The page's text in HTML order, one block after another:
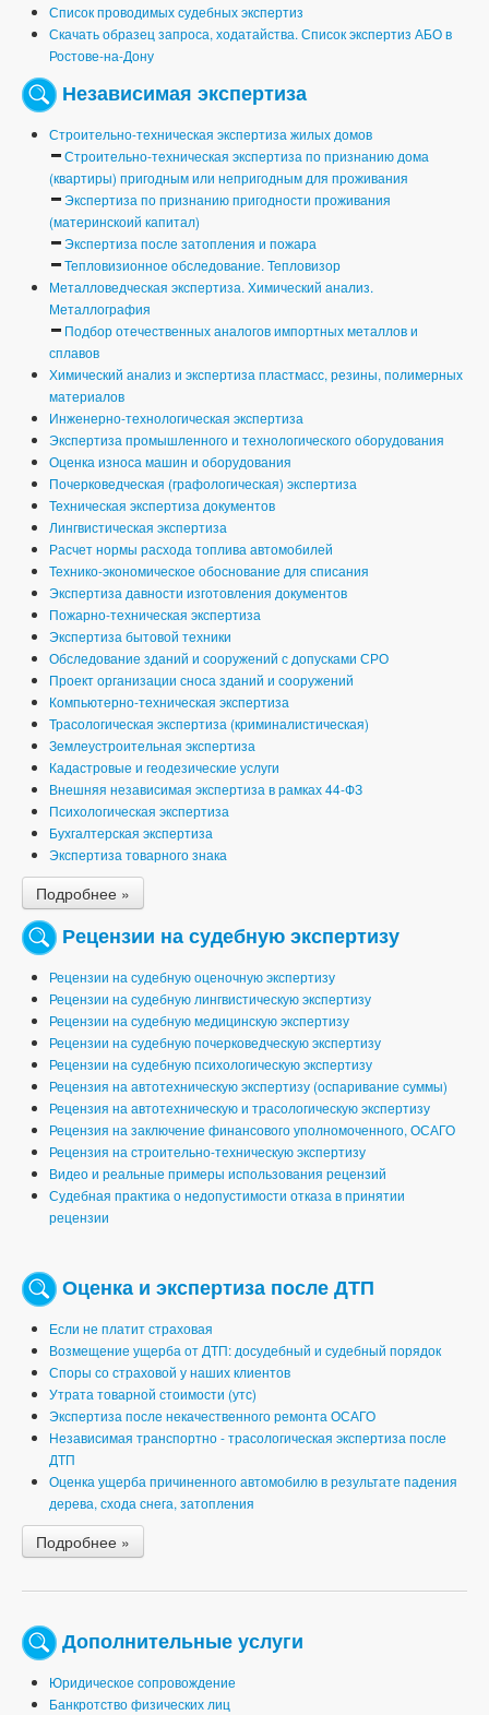
Список проводимых судебных экспертиз
Скачать образец запроса, ходатайства. Список экспертиз АБО в
Ростове-на-Дону
Независимая экспертиза
Строительно-техническая экспертиза жилых домов
Строительно-техническая экспертиза по признанию дома
(квартиры) пригодным или непригодным для проживания
Экспертиза по признанию пригодности проживания
(материнскоий капитал)
Экспертиза после затопления и пожара
Тепловизионное обследование. Тепловизор
Металловедческая экспертиза. Химический анализ.
Металлография
Подбор отечественных аналогов импортных металлов и
сплавов
Химический анализ и экспертиза пластмасс, резины, полимерных
материалов
Инженерно-технологическая экспертиза
Экспертиза промышленного и технологического оборудования
Оценка износа машин и оборудования
Почерковедческая (графологическая) экспертиза
Техническая экспертиза документов
Лингвистическая экспертиза
Расчет нормы расхода топлива автомобилей
Технико-экономическое обоснование для списания
Экспертиза давности изготовления документов
Пожарно-техническая экспертиза
Экспертиза бытовой техники
Обследование зданий и сооружений с допусками СРО
Проект организации сноса зданий и сооружений
Компьютерно-техническая экспертиза
Трасологическая экспертиза (криминалистическая)
Землеустроительная экспертиза
Кадастровые и геодезические услуги
Внешняя независимая экспертиза в рамках 44-ФЗ
Психологическая экспертиза
Бухгалтерская экспертиза
Экспертиза товарного знака
Подробнее »
Рецензии на судебную экспертизу
Рецензии на судебную оценочную экспертизу
Рецензии на судебную лингвистическую экспертизу
Рецензии на судебную медицинскую экспертизу
Рецензии на судебную почерковедческую экспертизу
Рецензии на судебную психологическую экспертизу
Рецензия на автотехническую экспертизу (оспаривание суммы)
Рецензия на автотехническую и трасологическую экспертизу
Рецензия на заключение финансового уполномоченного, ОСАГО
Рецензия на строительно-техническую экспертизу
Видео и реальные примеры использования рецензий
Судебная практика о недопустимости отказа в принятии
рецензии
Оценка и экспертиза после ДТП
Если не платит страховая
Возмещение ущерба от ДТП: досудебный и судебный порядок
Споры со страховой у наших клиентов
Утрата товарной стоимости (утс)
Экспертиза после некачественного ремонта ОСАГО
Независимая транспортно - трасологическая экспертиза после
ДТП
Оценка ущерба причиненного автомобилю в результате падения
дерева, схода снега, затопления
Подробнее »
Дополнительные услуги
Юридическое сопровождение
Банкротство физических лиц